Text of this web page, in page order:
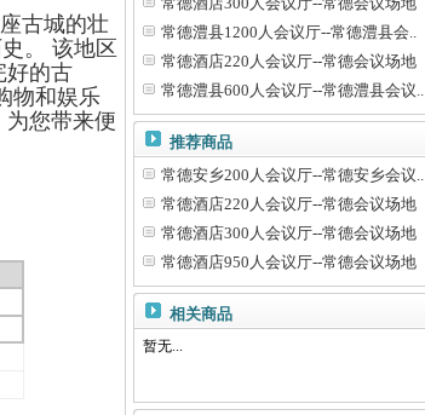
古城的壮
。 该地区
好的古
物和娱乐
为您带来便
常德澧县1200人会议厅--常德澧县会..
常德酒店220人会议厅--常德会议场地
常德澧县600人会议厅--常德澧县会议..
推荐商品
常德安乡200人会议厅--常德安乡会议..
常德酒店220人会议厅--常德会议场地
常德酒店300人会议厅--常德会议场地
常德酒店950人会议厅--常德会议场地
相关商品
暂无...